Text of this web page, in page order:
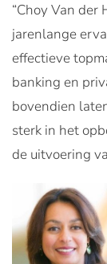
“Choy Van
jarenlange
effectieve
banking en
bovendien
sterk in het
de uitvoering